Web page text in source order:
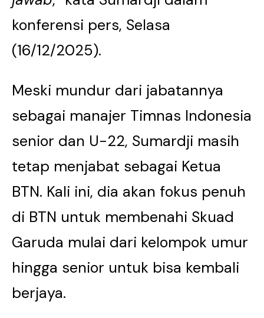
konferensi pers, Selasa
(16/12/2025).
Meski mundur dari jabatannya
sebagai manajer Timnas Indonesia
senior dan U-22, Sumardji masih
tetap menjabat sebagai Ketua
BTN. Kali ini, dia akan fokus penuh
di BTN untuk membenahi Skuad
Garuda mulai dari kelompok umur
hingga senior untuk bisa kembali
berjaya.